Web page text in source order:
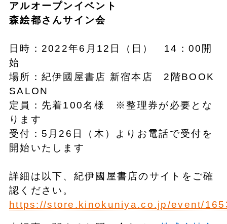
アルオープンイベント
森絵都さんサイン会
日時：2022年6月12日（日） 14：00開
始
場所：紀伊國屋書店 新宿本店 2階BOOK
SALON
定員：先着100名様 ※整理券が必要とな
ります
受付：5月26日（木）よりお電話で受付を
開始いたします
詳細は以下、紀伊國屋書店のサイトをご確
認ください。
https://store.kinokuniya.co.jp/event/